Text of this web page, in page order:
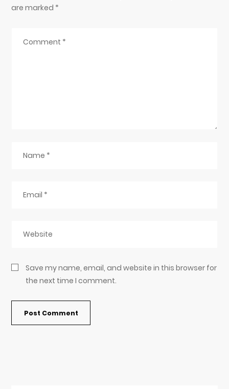
are marked *
Save my name, email, and website in this browser for
the next time I comment.